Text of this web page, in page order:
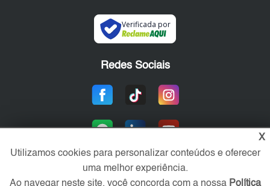
Verificada por
Redes Sociais
X
Utilizamos cookies para personalizar conteúdos e oferecer
uma melhor experiência.
Ao navegar neste site, você concorda com a nossa Política